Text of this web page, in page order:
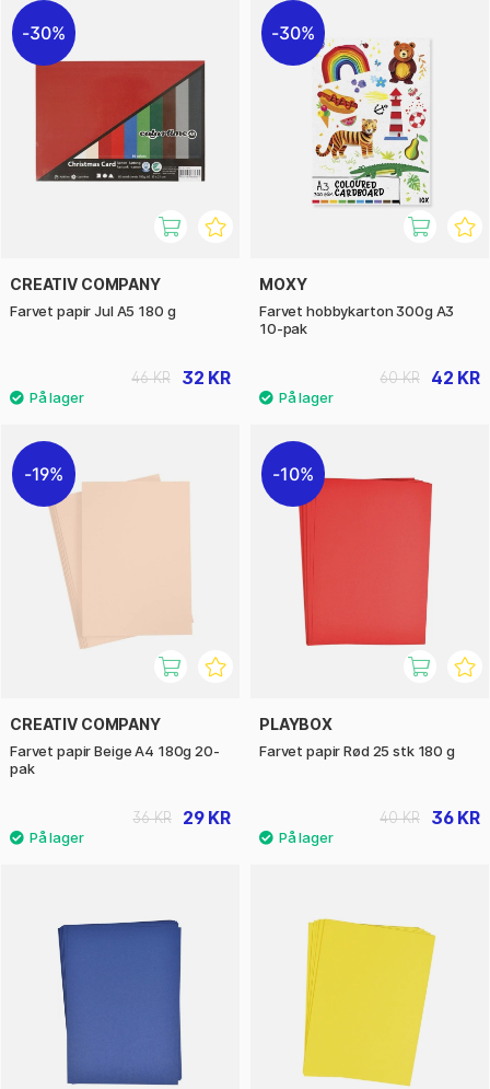
30%
CREATIV COMPANY
Farvet papir Jul A5 180 g
32 KR
46 KR
30%
MOXY
Farvet hobbykarton 300g A3
10-pak
42 KR
60 KR
19%
CREATIV COMPANY
Farvet papir Beige A4 180g 20-
pak
29 KR
36 KR
10%
PLAYBOX
Farvet papir Rød 25 stk 180 g
36 KR
40 KR